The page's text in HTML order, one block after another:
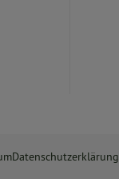
Datenschutzerklärung